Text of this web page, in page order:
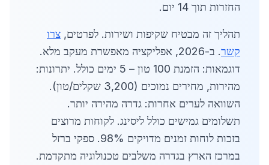
החזרות תוך 14 יום.
תהליך זה מבטיח שקיפות ושירות. לפרטים, צרו
קשר
. ב-2026, אפליקציה מאפשרת מעקב מלא.
דוגמאות: הזמנת 100 טון – 5 ימים כולל. יתרונות:
מהירות, מחירים נמוכים (3,200 שקלים/טון).
השוואה לערים אחרות: גדרה מהירה יותר.
תשלומים גמישים כולל ליסינג. לקוחות מרוצים
בזכות לוחות זמנים מדויקים 98%. ספקי ברזל
במרכז הארץ בגדרה משלבים טכנולוגיה מתקדמת.